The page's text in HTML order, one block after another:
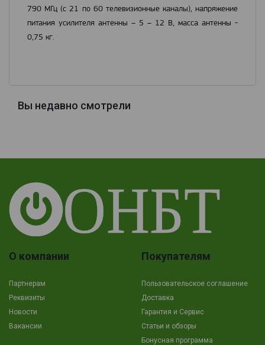
790 МГц (с 21 по 60 телевизионные каналы), напряжение
питания усилителя антенны – 5 – 12 В, масса антенны -
0,75 кг.
Вы недавно смотрели
О компании
Партнерам
Реквизиты
Новости
Вакансии
Покупателям
Пользовательское соглашение
Доставка
Гарантия и Сервис
Cтатьи и обзоры
Бонусная программа